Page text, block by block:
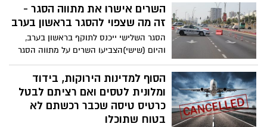
יאפשר למתחסנים נגד קורונה, למחלימים
מנגיף הקורונה וגם למי שעושה בדיקת קורונה
להגיע לאיים הירוקים לטוס לחו"ל בלי צורך
בבידוד ופטור מבידוד במגע עם חולה קורונה
השרים אישרו את מתווה הסגר -
זה מה שצפוי להסגר בראשון בערב
הסגר השלישי ייכנס לתוקף בראשון בערב,
והיום (שישי)הצביעו השרים על מתווה הסגר
כפי שהציע משרד הבריאות. אלו ההגבלות
שייכנסו לתוקפן ביום ראשון בערב
הסוף למדינות הירוקות, בידוד
ומלונית לטסים ואם רציתם לבטל
כרטיס טיסה שכבר רכשתם לא
בטוח שתוכלו